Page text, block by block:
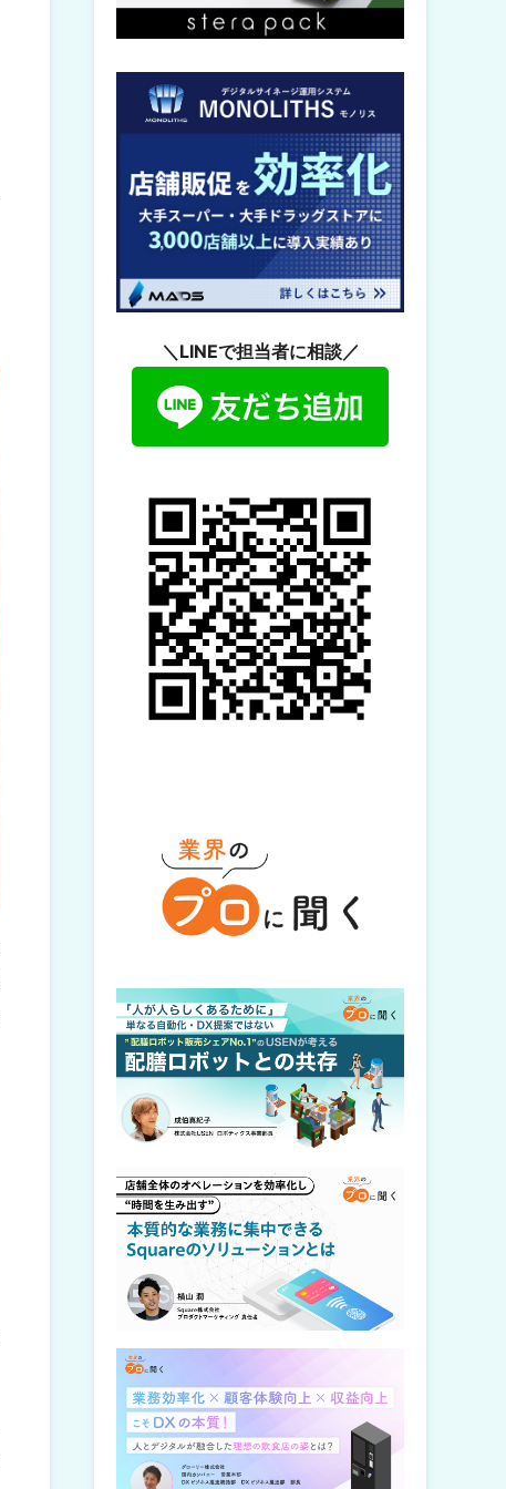
＼LINEで担当者に相談／